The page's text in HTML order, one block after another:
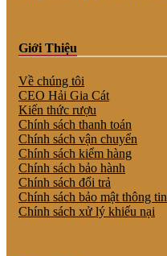
Giới Thiệu
Về chúng tôi
CEO Hải Gia Cát
Kiến thức rượu
Chính sách thanh toán
Chính sách vận chuyển
Chính sách kiểm hàng
Chính sách bảo hành
Chính sách đổi trả
Chính sách bảo mật thông tin
Chính sách xử lý khiếu nại